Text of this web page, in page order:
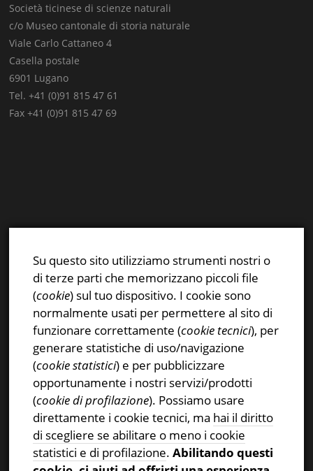
Società ticinese di scienze naturali
c/o Museo cantonale di storia naturale
Viale Carlo Cattaneo 4
Casella postale
6901 Lugano
Tel. +41 (0)91 815 47 61
Fax +41 (0)91 815 47 69
Instagram
Privacy & Cookies Policy
CERCA NEL SITO
Ricerca
Su questo sito utilizziamo strumenti nostri o
di terze parti che memorizzano piccoli file
(cookie) sul tuo dispositivo. I cookie sono
normalmente usati per permettere al sito di
funzionare correttamente (cookie tecnici), per
generare statistiche di uso/navigazione
(cookie statistici) e per pubblicizzare
opportunamente i nostri servizi/prodotti
(cookie di profilazione). Possiamo usare
direttamente i cookie tecnici, ma hai il diritto
di scegliere se abilitare o meno i cookie
statistici e di profilazione.Abilitando questi